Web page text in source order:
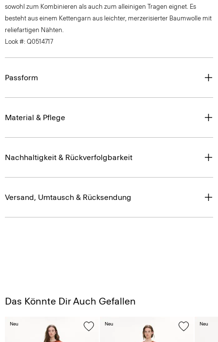
sowohl zum Kombinieren als auch zum alleinigen Tragen eignet. Es
besteht aus einem Kettengarn aus leichter, merzerisierter Baumwolle mit
reliefartigen Nähten.
Look #: Q0514717
Passform
Material & Pflege
Nachhaltigkeit & Rückverfolgbarkeit
Versand, Umtausch & Rücksendung
Das Könnte Dir Auch Gefallen
Neu Neu Neu